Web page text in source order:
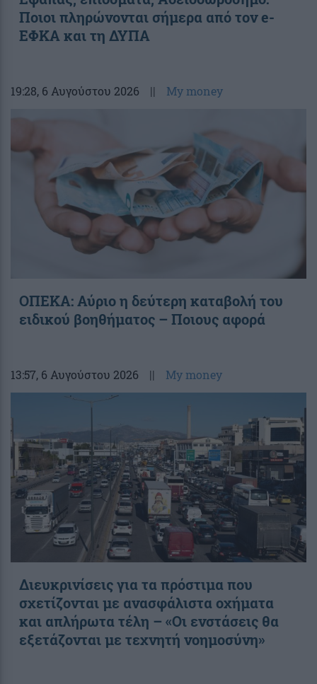
Ποιοι πληρώνονται σήμερα από τον e-
ΕΦΚΑ και τη ΔΥΠΑ
19:28, 6 Αυγούστου 2026 || My money
ΟΠΕΚΑ: Αύριο η δεύτερη καταβολή του
ειδικού βοηθήματος – Ποιους αφορά
13:57, 6 Αυγούστου 2026 || My money
Διευκρινίσεις για τα πρόστιμα που
σχετίζονται με ανασφάλιστα οχήματα
και απλήρωτα τέλη – «Οι ενστάσεις θα
εξετάζονται με τεχνητή νοημοσύνη»